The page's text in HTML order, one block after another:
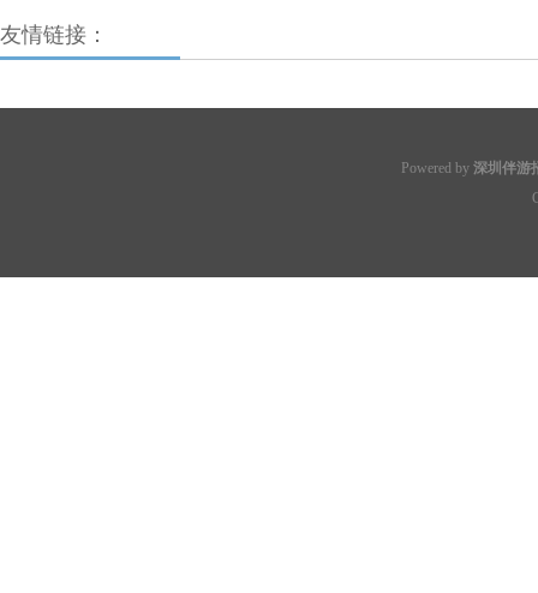
友情链接：
Powered by 深圳伴游